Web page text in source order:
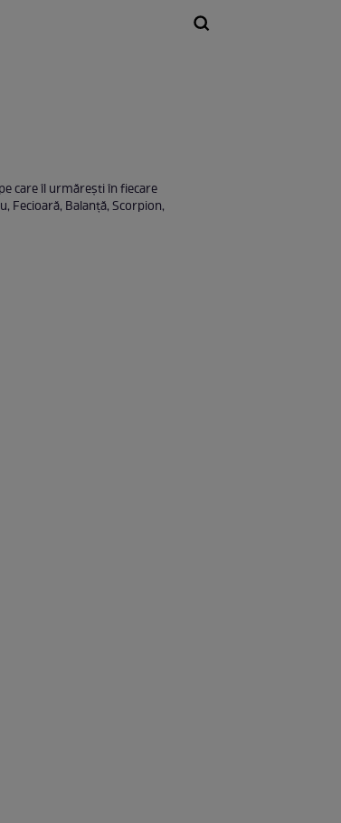
care îl urmăreşti în fiecare
Fecioară, Balanță, Scorpion,